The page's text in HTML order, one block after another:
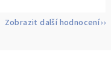
Zobrazit další hodnocení